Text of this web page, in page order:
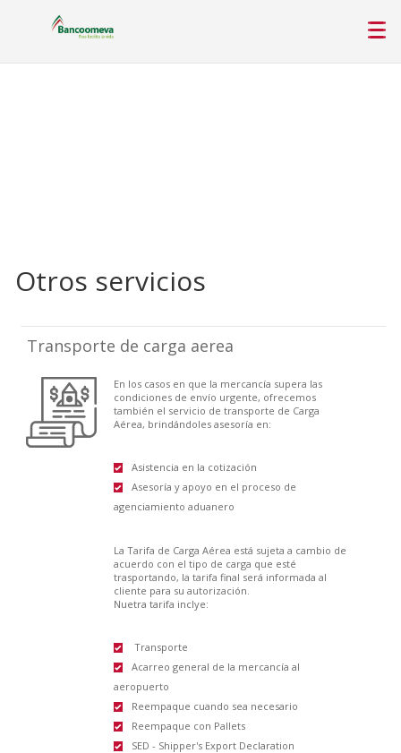
Otros servicios
Transporte de carga aerea
En los casos en que la mercancía supera las
condiciones de envío urgente, ofrecemos
también el servicio de transporte de Carga
Aérea, brindándoles asesoría en:
Asistencia en la cotización
Asesoría y apoyo en el proceso de
agenciamiento aduanero
La Tarifa de Carga Aérea está sujeta a cambio de
acuerdo con el tipo de carga que esté
trasportando, la tarifa final será informada al
cliente para su autorización.
Nuetra tarifa inclye:
Transporte
Acarreo general de la mercancía al
aeropuerto
Reempaque cuando sea necesario
Reempaque con Pallets
SED - Shipper's Export Declaration